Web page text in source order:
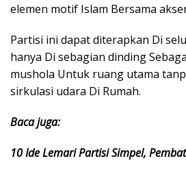
elemen motif Islam Bersama
Partisi ini dapat diterapkan Di
hanya Di sebagian dinding
mushola Untuk ruang utama
sirkulasi udara Di Rumah.
Baca juga:
10 Ide Lemari Partisi Simpel,